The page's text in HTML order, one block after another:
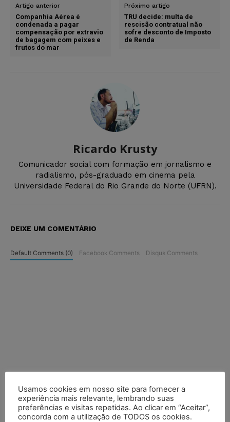
Artigo anterior
Companhia Aérea é
condenada a pagar
compensação por extravio
de bagagem com peixes e
frutos do mar
Próximo artigo
TRU decide: multa de
rescisão contratual não
sofre desconto de Imposto
de Renda
Ricardo Krusty
Comunicador social com formação em jornalismo e
radialismo, pós-graduado em cinema pela
Universidade Federal do Rio Grande do Norte (UFRN).
DEIXE UM COMENTÁRIO
Default Comments (0) Facebook Comments Disqus Comments
Usamos cookies em nosso site para fornecer a
experiência mais relevante, lembrando suas
preferências e visitas repetidas. Ao clicar em “Aceitar”,
concorda com a utilização de TODOS os cookies.